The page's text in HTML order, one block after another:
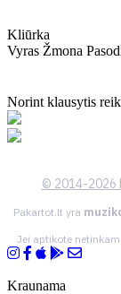
Kliūrka
Vyras Žmona
Norint klausytis
© 2014-2026
Pakartot.lt yra
Jei aptikote
Kraunama